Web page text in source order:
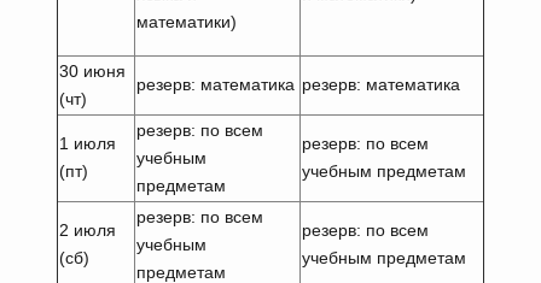
математики)
30 июня
(чт)
резерв: математика резерв: математика
1 июля
(пт)
резерв: по всем
учебным
предметам
резерв: по всем
учебным предметам
2 июля
(сб)
резерв: по всем
учебным
предметам
резерв: по всем
учебным предметам